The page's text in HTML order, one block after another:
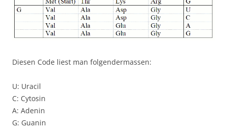
Diesen Code liest man folgendermassen:
U: Uracil
C: Cytosin
A: Adenin
G: Guanin